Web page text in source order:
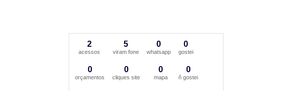
2
acessos
5
viram fone
0
whatsapp
0
gostei
0
orçamentos
0
cliques site
0
mapa
0
ñ gostei